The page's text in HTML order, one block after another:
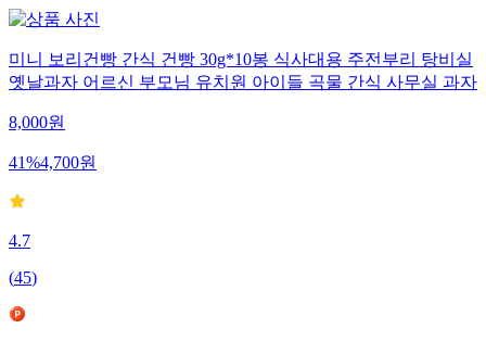
미니 보리건빵 간식 건빵 30g*10봉 식사대용 주전부리 탕비실
옛날과자 어르신 부모님 유치원 아이들 곡물 간식 사무실 과자
8,000원
41%4,700원
4.7
(45)